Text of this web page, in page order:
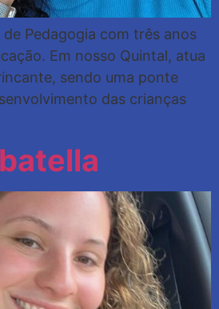
Pedagogia com três anos
Em nosso Quintal, atua
sendo uma ponte
das crianças